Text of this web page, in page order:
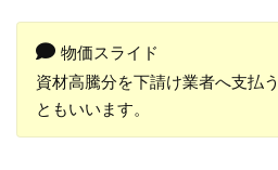
物価スライド
資材高騰分を下請け業者へ支払
ともいいます。